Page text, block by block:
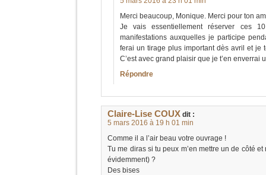
Merci beaucoup, Monique. Merci pour ton
Je vais essentiellement réserver ces
manifestations auxquelles je participe
ferai un tirage plus important dès avril et je
C’est avec grand plaisir que je t’en enverrai
Répondre
Claire-Lise COUX dit :
5 mars 2016 à 19 h 01 min
Comme il a l’air beau votre ouvrage !
Tu me diras si tu peux m’en mettre un de côté
évidemment) ?
Des bises